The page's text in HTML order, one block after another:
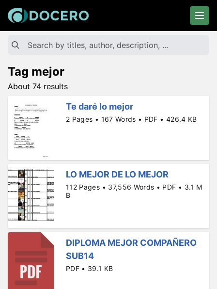
Tag mejor
About 74 results
Te daré lo mejor
2 Pages • 167 Words • PDF • 426.4 KB
LO MEJOR DE LO MEJOR
112 Pages • 37,556 Words • PDF • 3.1 M
B
DIPLOMA MEJOR COMPAÑERO
SUB14
PDF • 39.1 KB